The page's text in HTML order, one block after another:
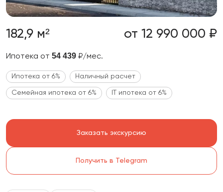
182,9 м² от 12 990 000 ₽
Ипотека от 54 439 ₽/мес.
Ипотека от 6% Наличный расчет
Семейная ипотека от 6% IT ипотека от 6%
Заказать экскурсию
Получить в Telegram